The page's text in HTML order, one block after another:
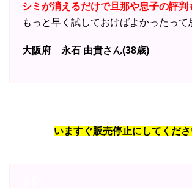
シミが消えるだけで旦那や息子の評判
もっと早く試しておけばよかったって
大阪府 永石 由貴さん(38歳)
いますぐ販売停止にしてくだ